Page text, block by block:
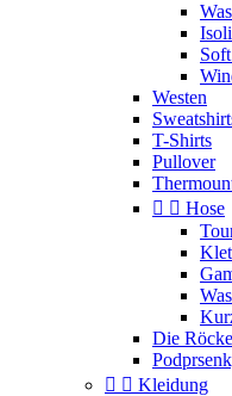
Westen
T-Shirts
Pullover
  Hose
Die Röcke
  Kleidung